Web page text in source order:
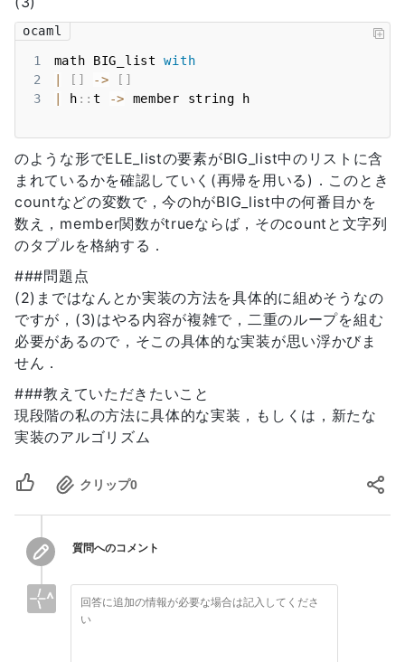
ocaml
1 math BIG_list with
2
[ ] -> [ ]
3
h ::t -> member string h
のような形でELE_listの要素がBIG_list中のリストに含
まれているかを確認していく(再帰を用いる)．このとき
countなどの変数で，今のhがBIG_list中の何番目かを
数え，member関数がtrueならば，そのcountと文字列
のタプルを格納する．
###問題点
(2)まではなんとか実装の方法を具体的に組めそうなの
ですが，(3)はやる内容が複雑で，二重のループを組む
必要があるので，そこの具体的な実装が思い浮かびま
せん．
###教えていただきたいこと
現段階の私の方法に具体的な実装，もしくは，新たな
実装のアルゴリズム
クリップ0
質問へのコメント